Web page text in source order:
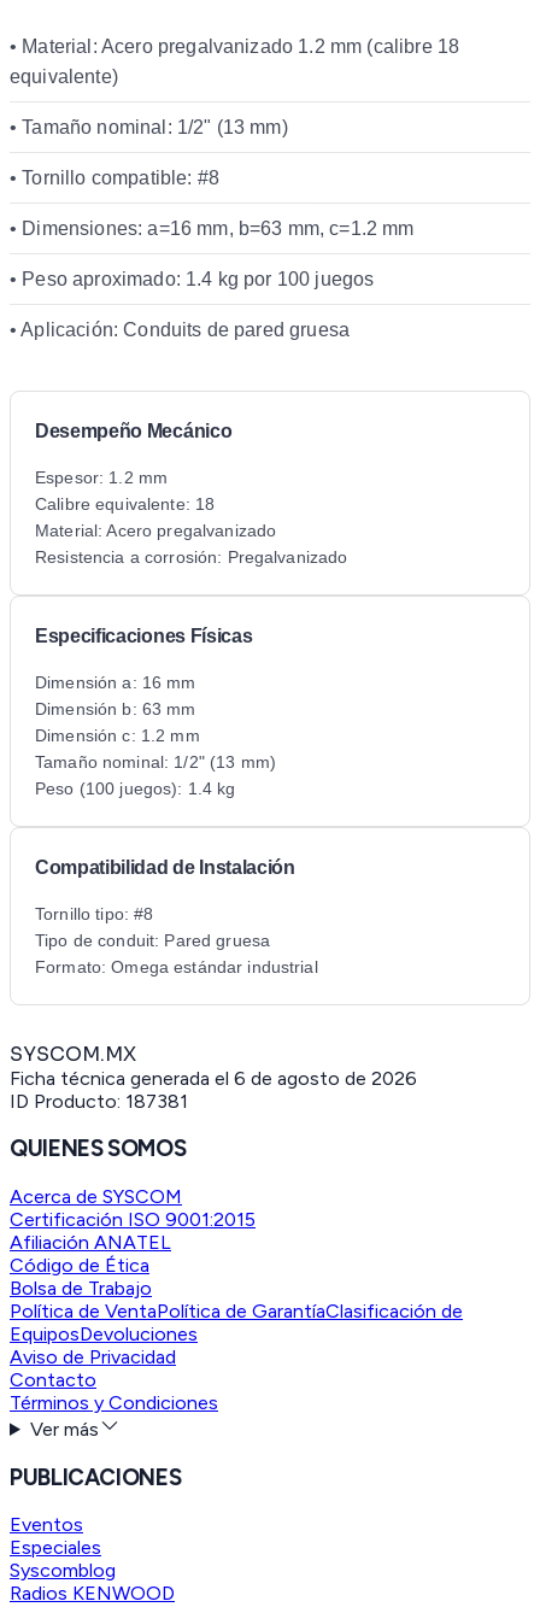
• Material: Acero pregalvanizado 1.2 mm (calibre 18
equivalente)
• Tamaño nominal: 1/2" (13 mm)
• Tornillo compatible: #8
• Dimensiones: a=16 mm, b=63 mm, c=1.2 mm
• Peso aproximado: 1.4 kg por 100 juegos
• Aplicación: Conduits de pared gruesa
Desempeño Mecánico
Espesor: 1.2 mm
Calibre equivalente: 18
Material: Acero pregalvanizado
Resistencia a corrosión: Pregalvanizado
Especificaciones Físicas
Dimensión a: 16 mm
Dimensión b: 63 mm
Dimensión c: 1.2 mm
Tamaño nominal: 1/2" (13 mm)
Peso (100 juegos): 1.4 kg
Compatibilidad de Instalación
Tornillo tipo: #8
Tipo de conduit: Pared gruesa
Formato: Omega estándar industrial
SYSCOM.MX
Ficha técnica generada el 6 de agosto de 2026
ID Producto: 187381
QUIENES SOMOS
Acerca de SYSCOM
Certificación ISO 9001:2015
Afiliación ANATEL
Código de Ética
Bolsa de Trabajo
Política de VentaPolítica de GarantíaClasificación de
EquiposDevoluciones
Aviso de Privacidad
Contacto
Términos y Condiciones
Ver más
PUBLICACIONES
Eventos
Especiales
Syscomblog
Radios KENWOOD